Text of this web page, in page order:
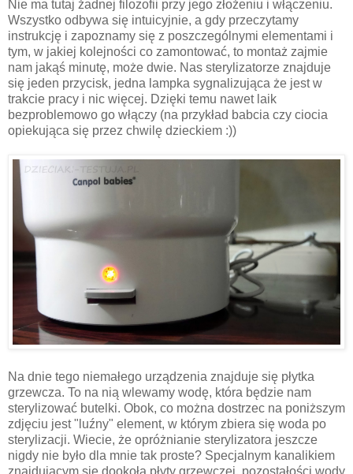
Nie ma tutaj żadnej filozofii przy jego złożeniu i włączeniu.
Wszystko odbywa się intuicyjnie, a gdy przeczytamy
instrukcję i zapoznamy się z poszczególnymi elementami i
tym, w jakiej kolejności co zamontować, to montaż zajmie
nam jakąś minutę, może dwie. Nas sterylizatorze znajduje
się jeden przycisk, jedna lampka sygnalizująca że jest w
trakcie pracy i nic więcej. Dzięki temu nawet laik
bezproblemowo go włączy (na przykład babcia czy ciocia
opiekująca się przez chwilę dzieckiem :))
Na dnie tego niemałego urządzenia znajduje się płytka
grzewcza. To na nią wlewamy wodę, która będzie nam
sterylizować butelki. Obok, co można dostrzec na poniższym
zdjęciu jest "luźny" element, w którym zbiera się woda po
sterylizacji. Wiecie, że opróżnianie sterylizatora jeszcze
nigdy nie było dla mnie tak proste? Specjalnym kanalikiem
znajdującym się dookoła płyty grzewczej, pozostałości wody